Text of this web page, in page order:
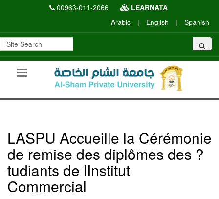
00963-011-2066
LEARNATA
Arabic
| English | Spanish
LASPU Accueille la Cérémonie
de remise des diplômes des ?
tudiants de lInstitut
Commercial